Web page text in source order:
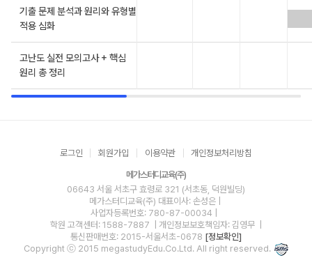
기출 문제 분석과 원리와 유형별
적용 심화
고난도 실전 모의고사 + 핵심
원리 총 정리
로그인 회원가입 이용약관 개인정보처리방침
메가스터디교육(주)
06643 서울 서초구 효령로 321 (서초동, 덕원빌딩)
메가스터디교육(주) 대표이사: 손성은 |
사업자등록번호: 780-87-00034
학원 고객센터: 1588-7887
| 개인정보보호책임자: 김영무
통신판매번호: 2015-서울서초-0678 [정보확인]
Copyright ⓒ 2015 megastudyEdu.Co.Ltd. All right reserved.